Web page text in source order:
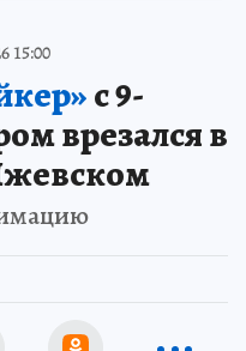
15:00
с 9-
врезался в